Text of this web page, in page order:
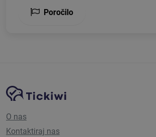
Poročilo
Navigacija spletnega mesta
Platforma Tickiwi
O nas
Kontaktiraj nas